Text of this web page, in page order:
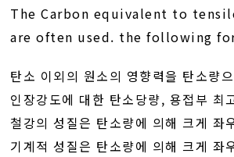
The Carbon equivalent to
are often used. the following
탄소 이외의 원소의 영향력을 탄소량
인장강도에 대한 탄소당량, 용접부 최
철강의 성질은 탄소량에 의해 크게 좌
기계적 성질은 탄소량에 의해 크게 좌